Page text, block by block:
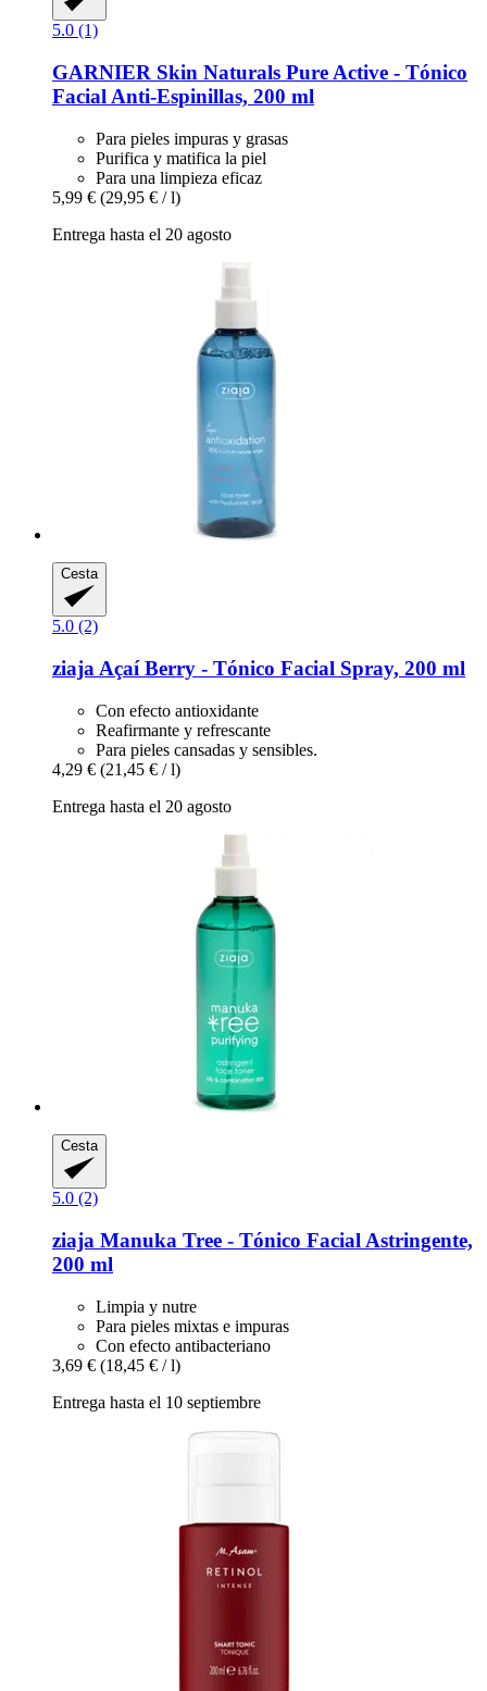
5.0 (1)
GARNIER Skin Naturals Pure Active -​ Tónico
Facial Anti-​Espinillas, 200 ml
Para pieles impuras y grasas
Purifica y matifica la piel
Para una limpieza eficaz
5,99 € (29,95 € / l)
Entrega hasta el 20 agosto
Cesta
5.0 (2)
ziaja Açaí Berry -​ Tónico Facial Spray, 200 ml
Con efecto antioxidante
Reafirmante y refrescante
Para pieles cansadas y sensibles.
4,29 € (21,45 € / l)
Entrega hasta el 20 agosto
Cesta
5.0 (2)
ziaja Manuka Tree -​ Tónico Facial Astringente,
200 ml
Limpia y nutre
Para pieles mixtas e impuras
Con efecto antibacteriano
3,69 € (18,45 € / l)
Entrega hasta el 10 septiembre